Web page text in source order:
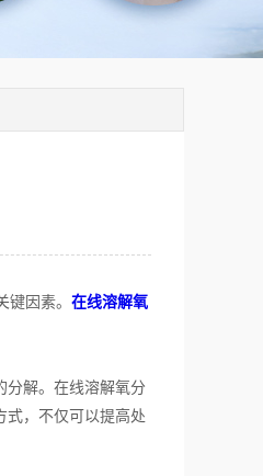
因素。 在线溶解氧
解。在线溶解氧分
式，不仅可以提高处